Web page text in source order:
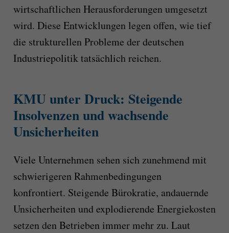
wirtschaftlichen Herausforderungen umgesetzt
wird. Diese Entwicklungen legen offen, wie tief
die strukturellen Probleme der deutschen
Industriepolitik tatsächlich reichen.
KMU unter Druck: Steigende
Insolvenzen und wachsende
Unsicherheiten
Viele Unternehmen sehen sich zunehmend mit
schwierigeren Rahmenbedingungen
konfrontiert. Steigende Bürokratie, andauernde
Unsicherheiten und explodierende Energiekosten
setzen den Betrieben immer mehr zu. Laut